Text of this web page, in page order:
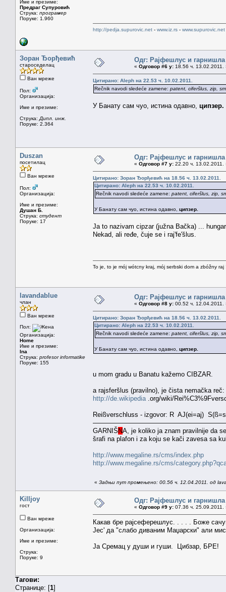
Име и презиме:
Предраг Супуровић
Струка: програмер
Поруке: 1.960
http://pedja.supurovic.net - www.iz.rs - www.supurovic.net
Зоран Ђорђевић
староседелац
Ван мреже
Пол:
Организација:
Име и презиме:
Струка: Дипл. инж.
Поруке: 2.364
Одг: Рајфeшлус и гарнишла
« Одговор #6 у: 18.56 ч. 13.02.2011.
Цитирано: Aleph на 22.53 ч. 10.02.2011.
Rečnik navodi sledeće zamene: patent, ciferšlus, zip,
У Банату сам чуо, истина одавно, ципзер.
Duszan
посетилац
Ван мреже
Пол:
Организација:
Име и презиме:
Душан Б.
Струка: студент
Поруке: 17
Одг: Рајфeшлус и гарнишла
« Одговор #7 у: 22.20 ч. 13.02.2011.
Цитирано: Зоран Ђорђевић на 18.56 ч. 13.02.2011.
Цитирано: Aleph на 22.53 ч. 10.02.2011.
Rečnik navodi sledeće zamene: patent, ciferšlus, zip,
У Банату сам чуо, истина одавно, ципзер.
Ja to nazivam cipzar (južna Bačka) ...
Nekad, ali ređe, čuje se i raj'fe'šlus.
To je, to je mój wótcny kraj, mój serbski dom a zbóžny raj
lavandablue
члан
Ван мреже
Пол:
Организација:
Home
Име и презиме:
Ina
Струка: profesor informatike
Поруке: 155
Одг: Рајфeшлус и гарнишла
« Одговор #8 у: 00.52 ч. 12.04.2011.
Цитирано: Зоран Ђорђевић на 18.56 ч. 13.02.2011.
Цитирано: Aleph на 22.53 ч. 10.02.2011.
Rečnik navodi sledeće zamene: patent, ciferšlus, zip,
У Банату сам чуо, истина одавно, ципзер.
u mom gradu u Banatu kažemo CIBZAR.
a rajsferšlus (pravilno), je čista nemačka
http://de.wikipedia .org/wiki/
Reißverschluss - izgovor: R AJ(ei=aj)
GARNIŠNA, je koliko ja znam pravilnije da
šrafi na plafon i za koju se kači zavesa sa
http://www.megaline.rs/cms/index.php
http://www.megaline.rs/cms/
« Задњи пут промењено: 00.56 ч. 12.04.2011. од
Killjoy
гост
Ван мреже
Организација:
Име и презиме:
Струка:
Поруке: 9
Одг: Рајфeшлус и гарнишла
« Одговор #9 у: 07.36 ч. 25.09.2011.
Какав бре рајсеферешлус. . . . . Боже
Јес' да "слабо диваним Маџарски" али
Ја Сремац у души и гуши. Цибзар, БРЕ!
Тагови:
Странице: [1]